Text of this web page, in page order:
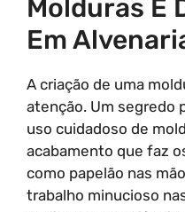
Molduras E
Em
A criação de uma
atenção. Um segredo
uso cuidadoso de
acabamento que faz
como papelão nas
trabalho minucioso